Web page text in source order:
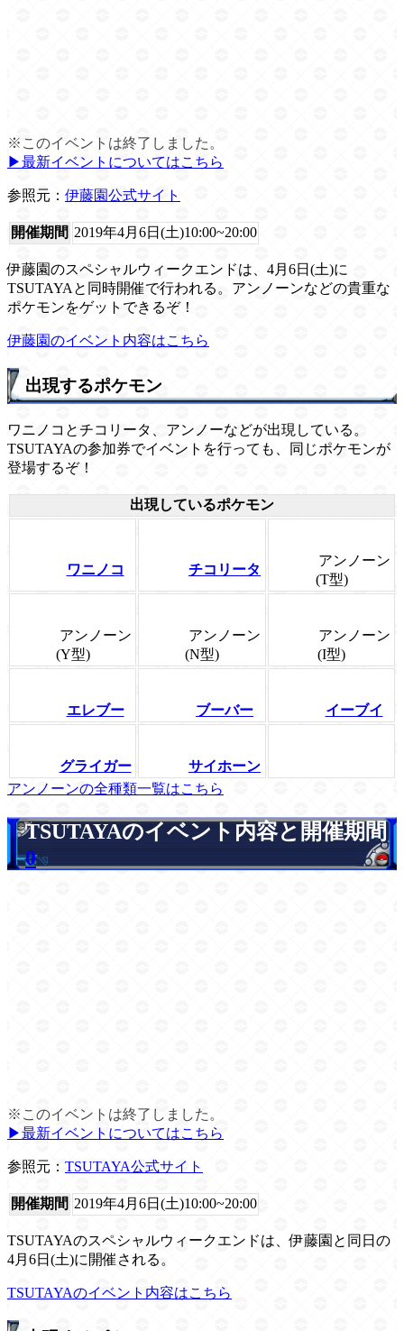
※このイベントは終了しました。
▶︎最新イベントについてはこちら
参照元： 伊藤園公式サイト
開催期間 2019年4月6日(土)10:00~20:00
伊藤園のスペシャルウィークエンドは、4月6日(土)に
TSUTAYAと同時開催で行われる。アンノーンなどの貴重な
ポケモンをゲットできるぞ！
伊藤園のイベント内容はこちら
出現するポケモン
ワニノコとチコリータ、アンノーなどが出現している。
TSUTAYAの参加券でイベントを行っても、同じポケモンが
登場するぞ！
出現しているポケモン
ワニノコ チコリータ
アンノーン
(T型)
アンノーン
(Y型)
アンノーン
(N型)
アンノーン
(I型)
エレブー ブーバー イーブイ
グライガー
サイホーン
アンノーンの全種類一覧はこちら
TSUTAYAのイベント内容と開催期間
0
※このイベントは終了しました。
▶︎最新イベントについてはこちら
参照元： TSUTAYA公式サイト
開催期間 2019年4月6日(土)10:00~20:00
TSUTAYAのスペシャルウィークエンドは、伊藤園と同日の
4月6日(土)に開催される。
TSUTAYAのイベント内容はこちら